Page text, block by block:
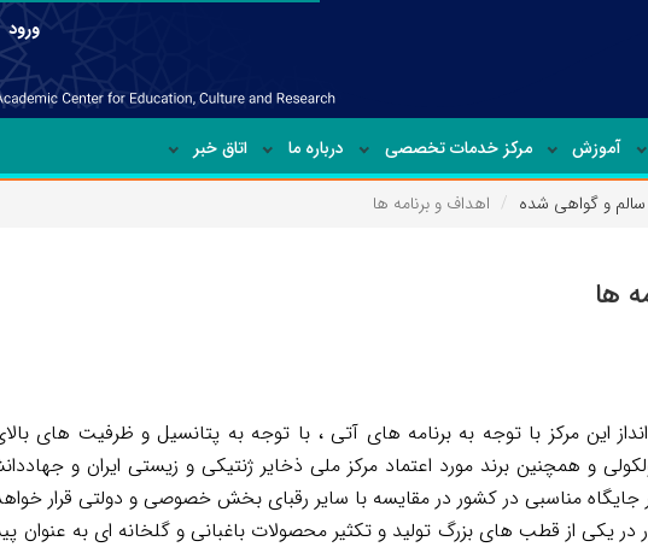
ورود
آموزش مرکز خدمات تخصصی درباره ما اتاق خبر
سالم و گواهی شده اهداف و برنامه ها
ها
این مرکز با توجه به برنامه های آتی ، با توجه به پتانسیل و ظرفیت های
و همچنین برند مورد اعتماد مرکز ملی ذخایر ژنتیکی و زیستی ایران و
مناسبی در کشور در مقایسه با سایر رقبای بخش خصوصی و دولتی قرار
در یکی از قطب های بزرگ تولید و تکثیر محصولات باغبانی و گلخانه ای به